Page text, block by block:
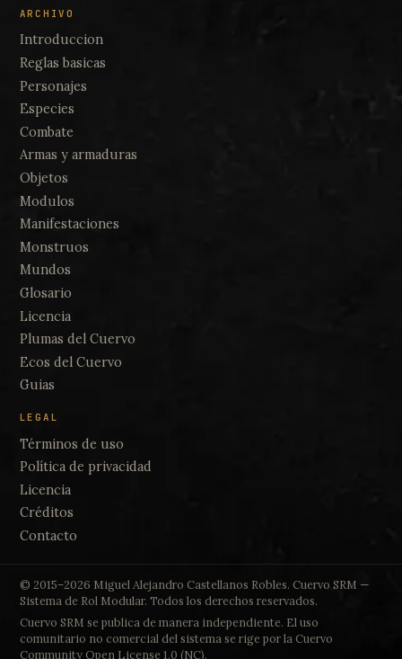
ARCHIVO
Introduccion
Reglas basicas
Personajes
Especies
Combate
Armas y armaduras
Objetos
Modulos
Manifestaciones
Monstruos
Mundos
Glosario
Licencia
Plumas del Cuervo
Ecos del Cuervo
Guias
LEGAL
Términos de uso
Política de privacidad
Licencia
Créditos
Contacto
© 2015–2026 Miguel Alejandro Castellanos Robles. Cuervo SRM —
Sistema de Rol Modular. Todos los derechos reservados.
Cuervo SRM se publica de manera independiente. El uso
comunitario no comercial del sistema se rige por la Cuervo
Community Open License 1.0 (NC).